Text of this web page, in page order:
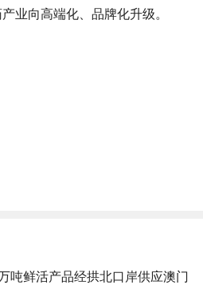
业向高端化、品牌化升级。
吨鲜活产品经拱北口岸供应澳门